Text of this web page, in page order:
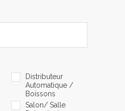
Distributeur
Automatique /
Boissons
Salon/ Salle